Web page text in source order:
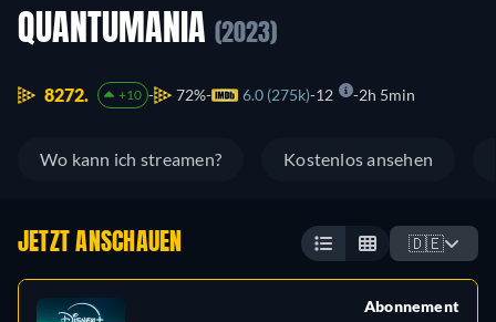
QUANTUMANIA (2023)
8272. +10 72% 6.0 (275k) 12 2h 5min
Wo kann ich streamen? Kostenlos ansehen
JETZT ANSCHAUEN 🇩🇪
Abonnement